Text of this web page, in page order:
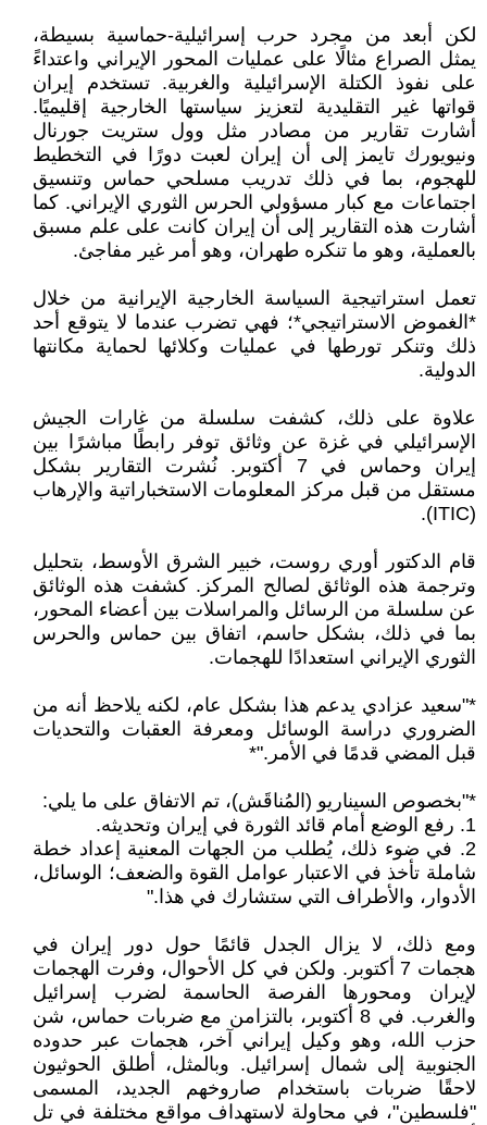
لكن أبعد من مجرد حرب إسرائيلية-حماسية بسيطة،
يمثل الصراع مثالًا على عمليات المحور الإيراني واعتداءً
على نفوذ الكتلة الإسرائيلية والغربية. تستخدم إيران
قواتها غير التقليدية لتعزيز سياستها الخارجية إقليميًا.
أشارت تقارير من مصادر مثل وول ستريت جورنال
ونيويورك تايمز إلى أن إيران لعبت دورًا في التخطيط
للهجوم، بما في ذلك تدريب مسلحي حماس وتنسيق
اجتماعات مع كبار مسؤولي الحرس الثوري الإيراني. كما
أشارت هذه التقارير إلى أن إيران كانت على علم مسبق
بالعملية، وهو ما تنكره طهران، وهو أمر غير مفاجئ.
تعمل استراتيجية السياسة الخارجية الإيرانية من خلال
*الغموض الاستراتيجي*؛ فهي تضرب عندما لا يتوقع أحد
ذلك وتنكر تورطها في عمليات وكلائها لحماية مكانتها
الدولية.
علاوة على ذلك، كشفت سلسلة من غارات الجيش
الإسرائيلي في غزة عن وثائق توفر رابطًا مباشرًا بين
إيران وحماس في 7 أكتوبر. نُشرت التقارير بشكل
مستقل من قبل مركز المعلومات الاستخباراتية والإرهاب
(ITIC).
قام الدكتور أوري روست، خبير الشرق الأوسط، بتحليل
وترجمة هذه الوثائق لصالح المركز. كشفت هذه الوثائق
عن سلسلة من الرسائل والمراسلات بين أعضاء المحور،
بما في ذلك، بشكل حاسم، اتفاق بين حماس والحرس
الثوري الإيراني استعدادًا للهجمات.
*"سعيد عزادي يدعم هذا بشكل عام، لكنه يلاحظ أنه من
الضروري دراسة الوسائل ومعرفة العقبات والتحديات
قبل المضي قدمًا في الأمر."*
*"بخصوص السيناريو (المُناقَش)، تم الاتفاق على ما يلي:
1. رفع الوضع أمام قائد الثورة في إيران وتحديثه.
2. في ضوء ذلك، يُطلب من الجهات المعنية إعداد خطة
شاملة تأخذ في الاعتبار عوامل القوة والضعف؛ الوسائل،
الأدوار، والأطراف التي ستشارك في هذا."
ومع ذلك، لا يزال الجدل قائمًا حول دور إيران في
هجمات 7 أكتوبر. ولكن في كل الأحوال، وفرت الهجمات
لإيران ومحورها الفرصة الحاسمة لضرب إسرائيل
والغرب. في 8 أكتوبر، بالتزامن مع ضربات حماس، شن
حزب الله، وهو وكيل إيراني آخر، هجمات عبر حدوده
الجنوبية إلى شمال إسرائيل. وبالمثل، أطلق الحوثيون
لاحقًا ضربات باستخدام صاروخهم الجديد، المسمى
"فلسطين"، في محاولة لاستهداف مواقع مختلفة في تل